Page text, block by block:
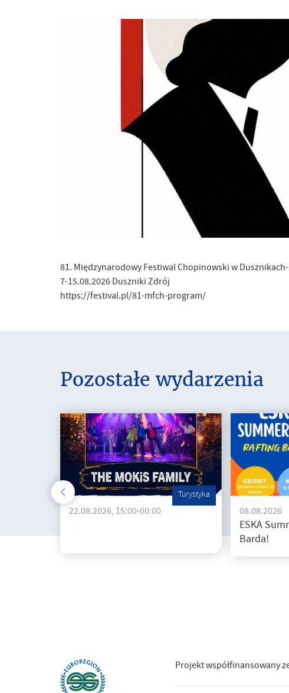
81. Międzynarodowy Festiwal Chopinowski w
7-15.08.2026 Duszniki Zdrój
https://festival.pl/81-mfch-program/
Pozostałe wydarzenia
Turystyka
22.08.2026, 15:00-00:00 08.08.2026
ESKA
Barda!
Projekt współfinansowany